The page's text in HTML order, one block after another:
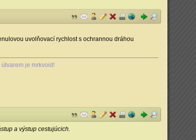
uvolňovací rychlost s ochrannou dráhou
je mrkvoid!
a výstup cestujúcich.